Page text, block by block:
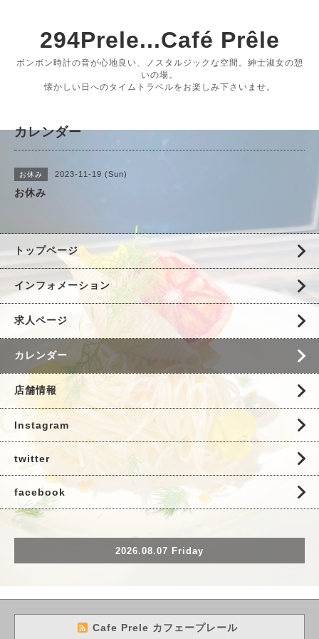
294Prele...Café Prêle
ボンボン時計の音が心地良い、ノスタルジックな空間。紳士淑女の憩
いの場。
懐かしい日へのタイムトラベルをお楽しみ下さいませ。
カレンダー
お休み 2023-11-19 (Sun)
お休み
トップページ
インフォメーション
求人ページ
カレンダー
店舗情報
Instagram
twitter
facebook
2026.08.07 Friday
Cafe Prele カフェープレール